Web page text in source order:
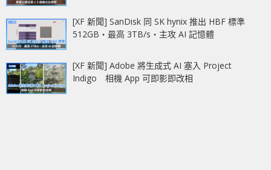
[XF 新聞] SanDisk 同 SK hynix 推出 HBF 標準
512GB‧最高 3TB/s‧主攻 AI 記憶體
[XF 新聞] Adobe 將生成式 AI 塞入 Project
Indigo 相機 App 可即影即改相